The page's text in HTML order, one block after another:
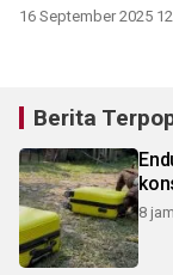
16 September 2025
Berita
8